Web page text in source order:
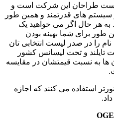
طراحان این شرکت است و
سیستم های قدرتمند و همین طور
هر حال اگر می خواهید یک
طور برای شما بهینه بودن
را در صدر لیست انتخابی تان
تایلند و تحت لیسانس کشور
به نسبت قیمتشان در مقایسه
استفاده می کنند که اجازه